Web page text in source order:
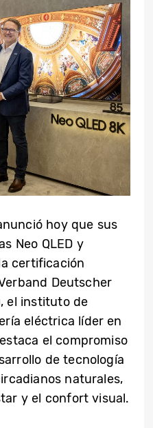
hoy que sus
Neo QLED y
certificación
Deutscher
el instituto de
eléctrica líder en
el compromiso
de tecnología
naturales,
y el confort visual.